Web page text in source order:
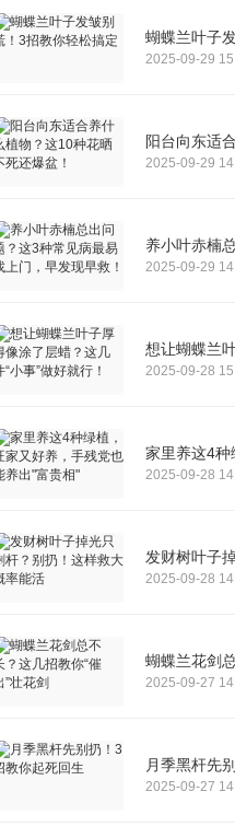
蝴蝶兰叶子
2025-09-29
阳台向东适
2025-09-29
养小叶赤楠
2025-09-29
想让蝴蝶兰
2025-09-28
家里养这4种
2025-09-28
发财树叶子
2025-09-28
蝴蝶兰花剑
2025-09-27
月季黑杆先
2025-09-27